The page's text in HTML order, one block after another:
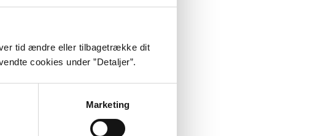
tid ændre eller tilbagetrække dit
cookies under ”Detaljer”.
Marketing